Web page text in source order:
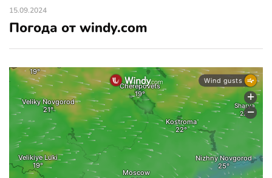
15.09.2024
Погода от windy.com